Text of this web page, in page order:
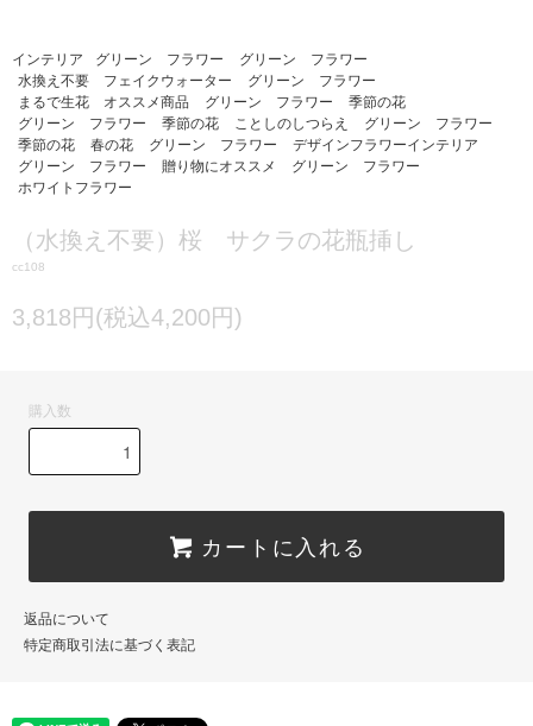
インテリア グリーン フラワー
グリーン フラワー
水換え不要 フェイクウォーター
グリーン フラワー
まるで生花 オススメ商品
グリーン フラワー
季節の花
グリーン フラワー
季節の花 ことしのしつらえ
グリーン フラワー
季節の花
春の花 グリーン フラワー
デザインフラワーインテリア
グリーン フラワー
贈り物にオススメ
グリーン フラワー
ホワイトフラワー
（水換え不要）桜 サクラの花瓶挿し
cc108
3,818円(税込4,200円)
購入数
カートに入れる
返品について
特定商取引法に基づく表記